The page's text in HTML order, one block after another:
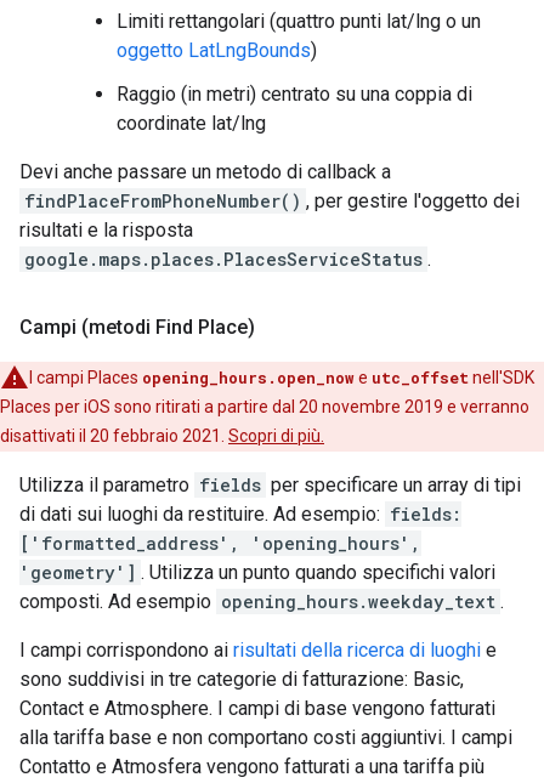
Limiti rettangolari (quattro punti lat/lng o un
oggetto LatLngBounds)
Raggio (in metri) centrato su una coppia di
coordinate lat/lng
Devi anche passare un metodo di callback a
findPlaceFromPhoneNumber() , per gestire l'oggetto dei
risultati e la risposta
google.maps.places.PlacesServiceStatus .
Campi (metodi Find Place)
I campi Places opening_hours.open_nowe utc_offsetnell'SDK
Places per iOS sono ritirati a partire dal 20 novembre 2019 e verranno
disattivati il 20 febbraio 2021. Scopri di più.
Utilizza il parametro fields per specificare un array di tipi
di dati sui luoghi da restituire. Ad esempio: fields:
['formatted_address', 'opening_hours',
'geometry'] . Utilizza un punto quando specifichi valori
composti. Ad esempio opening_hours.weekday_text .
I campi corrispondono ai risultati della ricerca di luoghi e
sono suddivisi in tre categorie di fatturazione: Basic,
Contact e Atmosphere. I campi di base vengono fatturati
alla tariffa base e non comportano costi aggiuntivi. I campi
Contatto e Atmosfera vengono fatturati a una tariffa più